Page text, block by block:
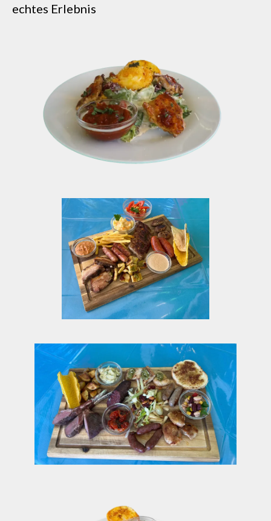
echtes Erlebnis